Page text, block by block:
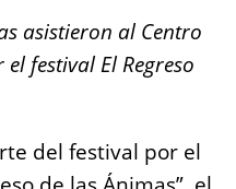
n
k
asistieron al Centro
festival El Regreso
del festival por el